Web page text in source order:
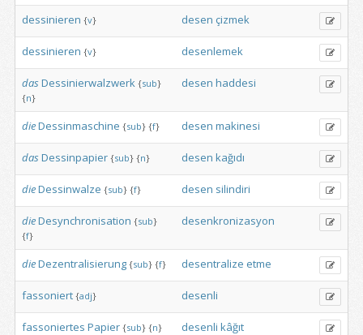
dessinieren {v} desen çizmek
dessinieren {v} desenlemek
dasDessinierwalzwerk {sub}
{n}
desen haddesi
dieDessinmaschine {sub} {f} desen makinesi
dasDessinpapier {sub} {n} desen kağıdı
dieDessinwalze {sub} {f} desen silindiri
dieDesynchronisation {sub}
{f}
desenkronizasyon
dieDezentralisierung {sub} {f} desentralize etme
fassoniert {adj} desenli
fassoniertes Papier {sub} {n} desenli kâğıt